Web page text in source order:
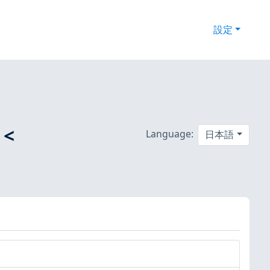
設定
Language: 日本語